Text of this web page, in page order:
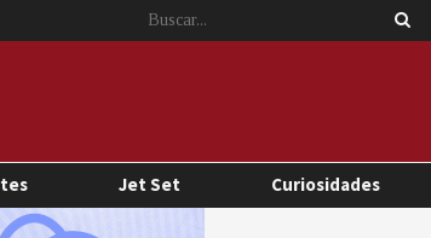
Jet Set Curiosidades